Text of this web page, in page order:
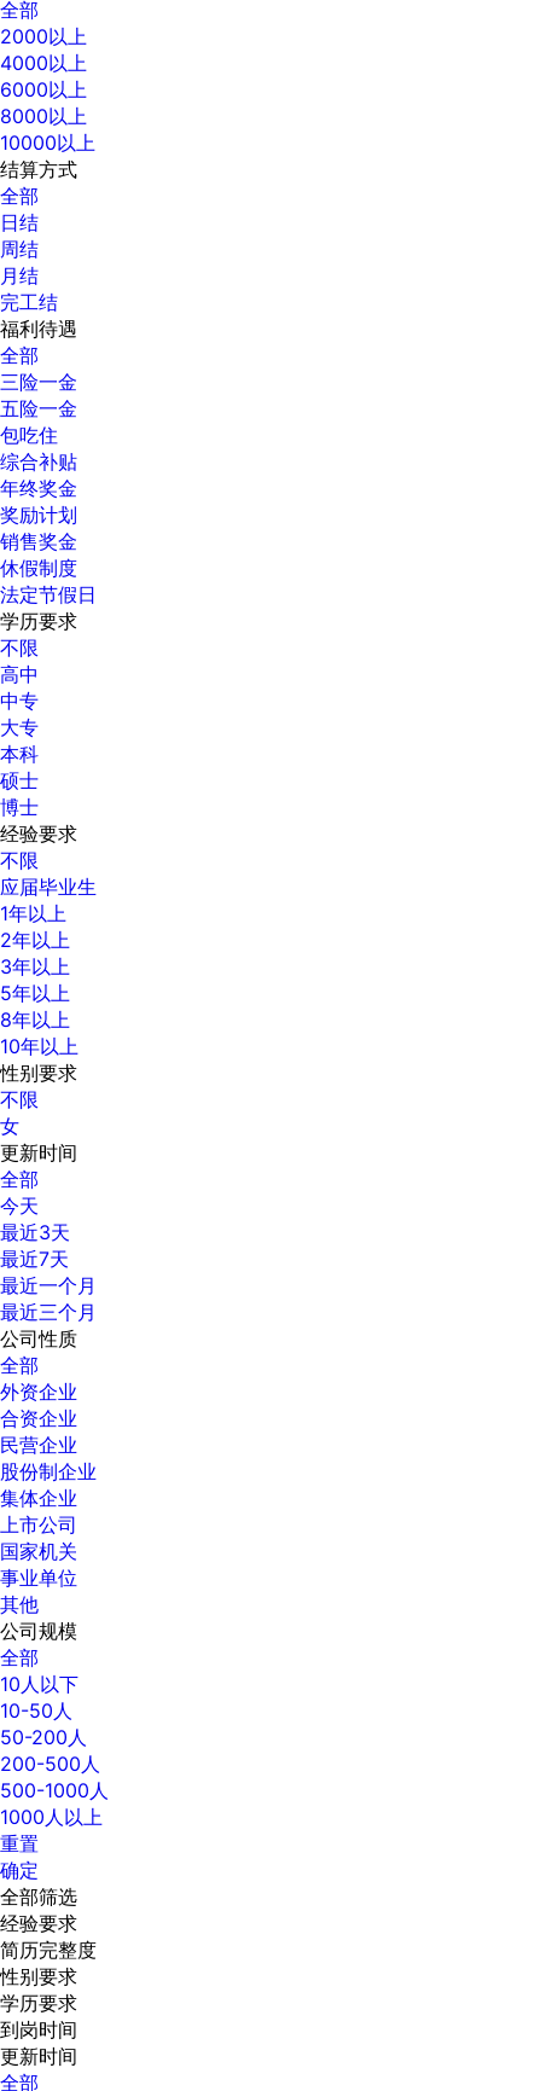
全部
2000以上
4000以上
6000以上
8000以上
10000以上
结算方式
全部
日结
周结
月结
完工结
福利待遇
全部
三险一金
五险一金
包吃住
综合补贴
年终奖金
奖励计划
销售奖金
休假制度
法定节假日
学历要求
不限
高中
中专
大专
本科
硕士
博士
经验要求
不限
应届毕业生
1年以上
2年以上
3年以上
5年以上
8年以上
10年以上
性别要求
不限
女
更新时间
全部
今天
最近3天
最近7天
最近一个月
最近三个月
公司性质
全部
外资企业
合资企业
民营企业
股份制企业
集体企业
上市公司
国家机关
事业单位
其他
公司规模
全部
10人以下
10-50人
50-200人
200-500人
500-1000人
1000人以上
重置
确定
全部筛选
经验要求
简历完整度
性别要求
学历要求
到岗时间
更新时间
全部